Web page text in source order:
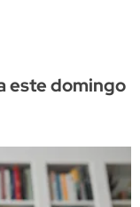
este domingo